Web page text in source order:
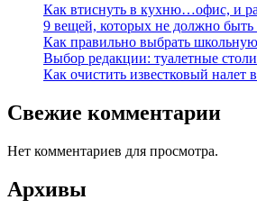
Как втиснуть в кухню…офис, и
9 вещей, которых не должно быть
Как правильно выбрать
Выбор редакции: туалетные
Как очистить известковый налет
Свежие комментарии
Нет комментариев для просмотра.
Архивы